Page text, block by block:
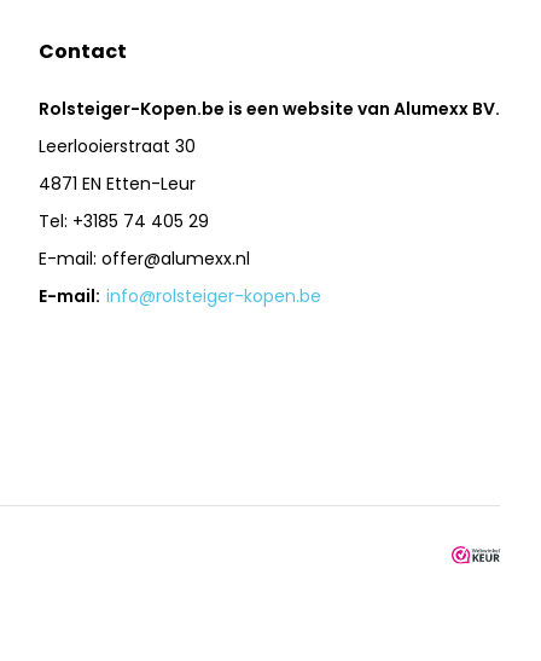
Contact
Rolsteiger-Kopen.be is een website van Alumexx BV.
Leerlooierstraat 30
4871 EN Etten-Leur
Tel: +3185 74 405 29
E-mail:offer@alumexx.nl
E-mail: info@rolsteiger-kopen.be